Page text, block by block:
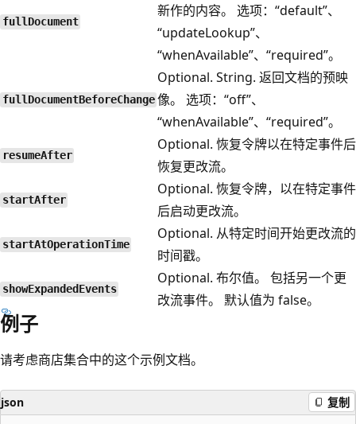
fullDocument
新作的内容。 选项：“default”、
“updateLookup”、
“whenAvailable”、“required”。
fullDocumentBeforeChange
Optional. String. 返回文档的预映
像。 选项：“off”、
“whenAvailable”、“required”。
resumeAfter
Optional. 恢复令牌以在特定事件后
恢复更改流。
startAfter
Optional. 恢复令牌，以在特定事件
后启动更改流。
startAtOperationTime
Optional. 从特定时间开始更改流的
时间戳。
showExpandedEvents
Optional. 布尔值。 包括另一个更
改流事件。 默认值为 false。
例子
请考虑商店集合中的这个示例文档。
json 复制